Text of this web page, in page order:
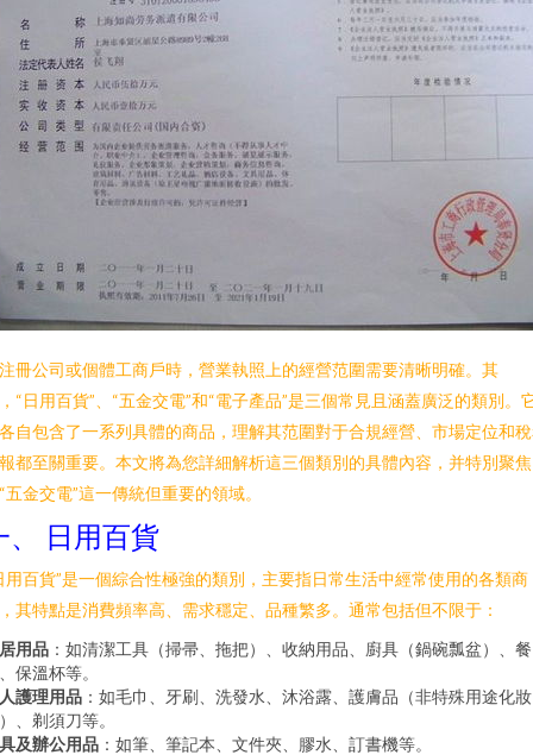
冊公司或個體工商戶時，營業執照上的經營范圍需要清晰明確。其
“日用百貨”、“五金交電”和“電子產品”是三個常見且涵蓋廣泛的類別。
自包含了一系列具體的商品，理解其范圍對于合規經營、市場定位和
都至關重要。本文將為您詳細解析這三個類別的具體內容，并特別聚焦
五金交電”這一傳統但重要的領域。
、 日用百貨
用百貨”是一個綜合性極強的類別，主要指日常生活中經常使用的各類商
其特點是消費頻率高、需求穩定、品種繁多。通常包括但不限于：
用品 ：如清潔工具（掃帚、拖把）、收納用品、廚具（鍋碗瓢盆）、餐
保溫杯等。
護理用品 ：如毛巾、牙刷、洗發水、沐浴露、護膚品（非特殊用途化妝
、剃須刀等。
及辦公用品 ：如筆、筆記本、文件夾、膠水、訂書機等。